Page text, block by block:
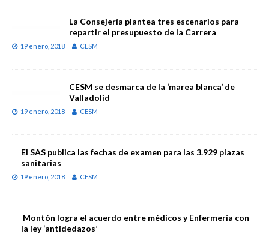
La Consejería plantea tres escenarios para
repartir el presupuesto de la Carrera
19 enero, 2018 CESM
CESM se desmarca de la ‘marea blanca’ de
Valladolid
19 enero, 2018 CESM
El SAS publica las fechas de examen para las 3.929 plazas
sanitarias
19 enero, 2018 CESM
Montón logra el acuerdo entre médicos y Enfermería con
la ley ‘antidedazos’